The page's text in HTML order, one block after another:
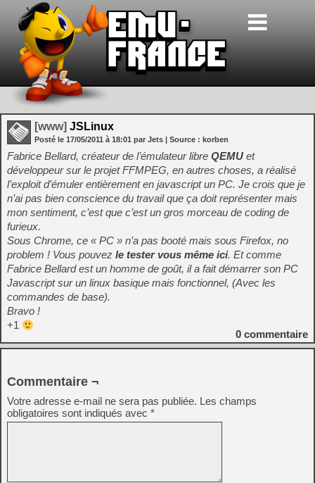
[www] JSLinux
Posté le 17/05/2011 à 18:01 par Jets | Source : korben
Fabrice Bellard, créateur de l’émulateur libre QEMU et
développeur sur le projet FFMPEG, en autres choses, a réalisé
l’exploit d’émuler entièrement en javascript un PC. Je crois que je
n’ai pas bien conscience du travail que ça doit représenter mais
mon sentiment, c’est que c’est un gros morceau de coding de
furieux.
Sous Chrome, ce « PC » n’a pas booté mais sous Firefox, no
problem ! Vous pouvez le tester vous même ici. Et comme
Fabrice Bellard est un homme de goût, il a fait démarrer son PC
Javascript sur un linux basique mais fonctionnel, (Avec les
commandes de base).
Bravo !
+1
0 commentaire
Commentaire ¬
Votre adresse e-mail ne sera pas publiée. Les champs
obligatoires sont indiqués avec *